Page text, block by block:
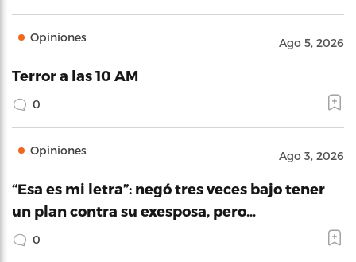
Opiniones Ago 5, 2026
Terror a las 10 AM
0
Opiniones Ago 3, 2026
“Esa es mi letra”: negó tres veces bajo tener
un plan contra su exesposa, pero…
0